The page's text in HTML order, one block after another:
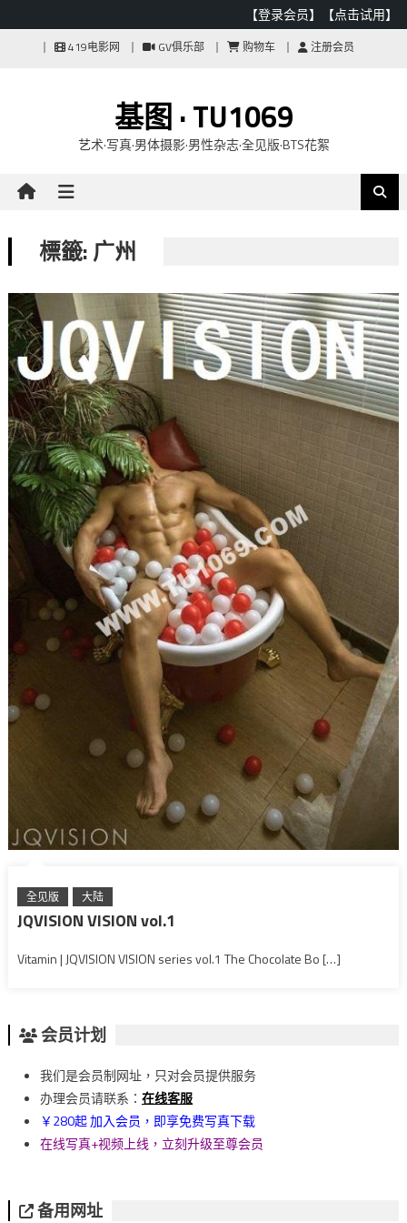
【登录会员】 【点击试用】
419电影网 GV俱乐部 购物车 注册会员
基图 · TU1069
艺术·写真·男体摄影·男性杂志·全见版·BTS花絮
標籤: 广州
全见版 大陆
JQVISION VISION vol.1
Vitamin | JQVISION VISION series vol.1 The Chocolate Bo […]
会员计划
我们是会员制网址，只对会员提供服务
办理会员请联系： 在线客服
￥280起 加入会员，即享免费写真下载
在线写真+视频上线，立刻升级至尊会员
备用网址